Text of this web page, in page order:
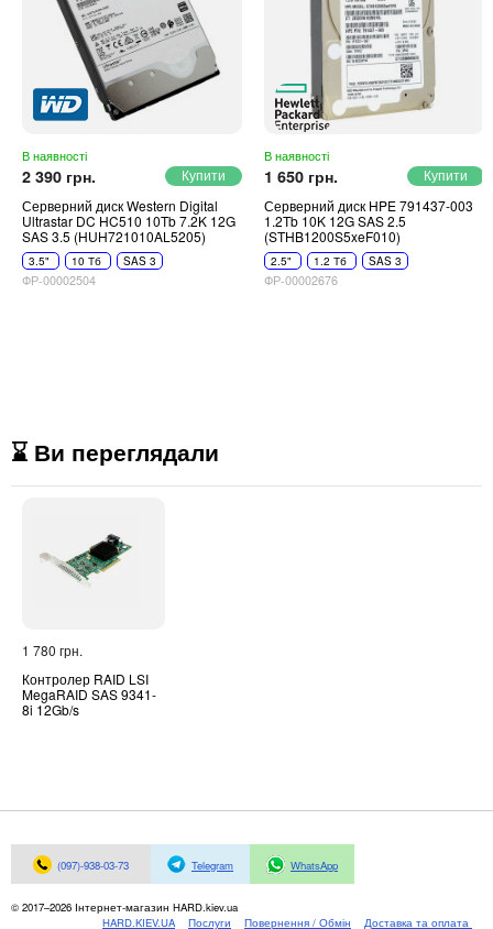
В наявності
2 390 грн.
Серверний диск Western Digital
Ultrastar DC HC510 10Tb 7.2K 12G
SAS 3.5 (HUH721010AL5205)
3.5" 10 Тб SAS 3
ФР-00002504
В наявності
1 650 грн.
Серверний диск HPE 791437-003
1.2Tb 10K 12G SAS 2.5
(STHB1200S5xeF010)
2.5" 1.2 Тб SAS 3
ФР-00002676
⌛ Ви переглядали
1 780 грн.
Контролер RAID LSI
MegaRAID SAS 9341-
8i 12Gb/s
(097)-938-03-73 Telegram WhatsApp
© 2017–2026 Інтернет-магазин HARD.kiev.ua
HARD.KIEV.UA
Послуги Повернення / Обмін Доставка та оплата